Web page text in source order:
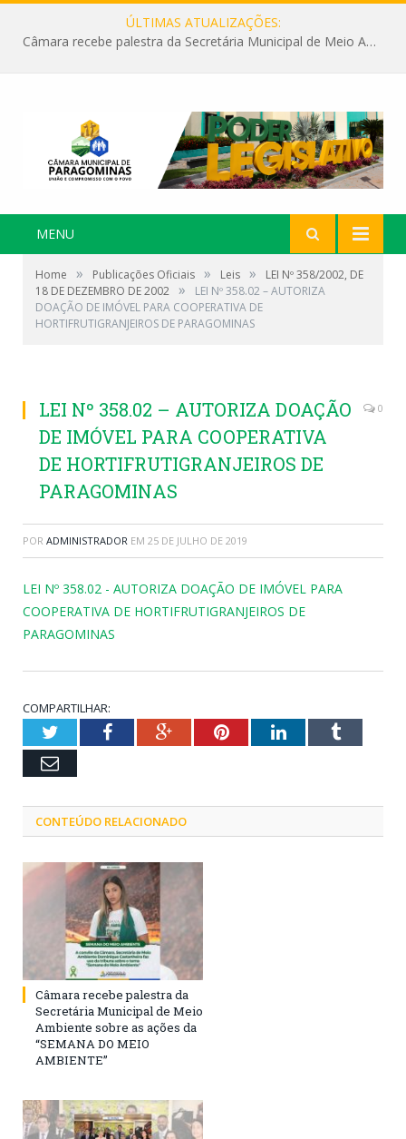
ÚLTIMAS ATUALIZAÇÕES:
Câmara recebe palestra da Secretária Municipal de Meio Ambiente sobre as ações da “SEMANA DO MEIO AMBIENTE”
MENU
Home » Publicações Oficiais » Leis »
LEI Nº 358/2002, DE
18 DE DEZEMBRO DE 2002 »
LEI Nº 358.02 – AUTORIZA
DOAÇÃO DE IMÓVEL PARA COOPERATIVA DE
HORTIFRUTIGRANJEIROS DE PARAGOMINAS
LEI Nº 358.02 – AUTORIZA DOAÇÃO
DE IMÓVEL PARA COOPERATIVA
DE HORTIFRUTIGRANJEIROS DE
PARAGOMINAS
0
POR ADMINISTRADOR EM 25 DE JULHO DE 2019
LEI Nº 358.02 - AUTORIZA DOAÇÃO DE IMÓVEL PARA
COOPERATIVA DE HORTIFRUTIGRANJEIROS DE
PARAGOMINAS
COMPARTILHAR:
TwitterFacebookGoogle+PinterestLinkedInTumblr
Email
CONTEÚDO RELACIONADO
Câmara recebe palestra da
Secretária Municipal de Meio
Ambiente sobre as ações da
“SEMANA DO MEIO
AMBIENTE”